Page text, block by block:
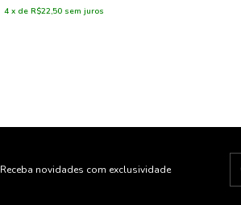
4 x de R$22,50 sem juros
Receba novidades com exclusividade